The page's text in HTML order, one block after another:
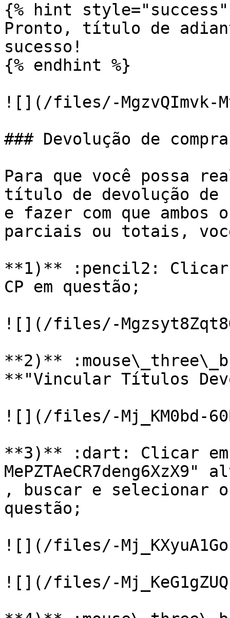
{% hint style="success"
Pronto, título de
sucesso!
{% endhint %}
![](/files/-MgzvQImvk-
### Devolução de compra
Para que você possa
título de devolução de
e fazer com que
parciais ou totais,
**1)** :pencil2:
CP em questão;
![](/files/-
**2)**
**"Vincular Títulos
![](/files/-Mj_KM0bd-
**3)** :dart: Clicar
, buscar e selecionar
questão;
![](/files/-
![](/files/-